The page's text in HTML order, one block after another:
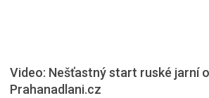
Video: Nešťastný start ruské jarní
Prahanadlani.cz